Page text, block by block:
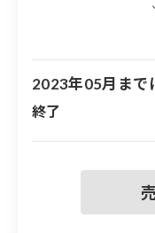
ンなし）】
※選手の指定はで
※フラッグの大き
※実際に屋外に掲
傷などがある場
2023年05月まで
終了